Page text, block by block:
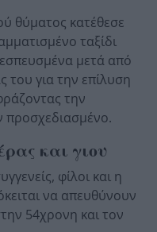
θύματος κατέθεσε
ταξίδι
μετά από
του για την επίλυση
την
προσχεδιασμένο.
και γιου
φίλοι και η
να απευθύνουν
54χρονη και τον